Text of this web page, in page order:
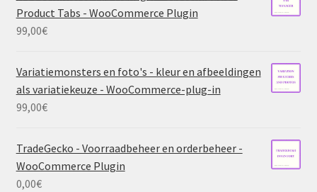
Product Tabs - WooCommerce Plugin
99,00€
Variatiemonsters en foto's - kleur en afbeeldingen
als variatiekeuze - WooCommerce-plug-in
99,00€
TradeGecko - Voorraadbeheer en orderbeheer -
WooCommerce Plugin
0,00€